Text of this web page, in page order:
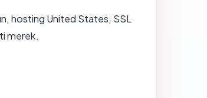
hosting United States, SSL
merek.